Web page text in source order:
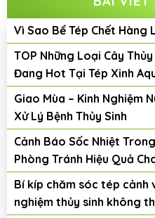
Vì Sao Bể Tép Chết Hàng
TOP Những Loại Cây
Đang Hot Tại Tép Xinh
Giao Mùa – Kinh Nghiệm
Xử Lý Bệnh Thủy Sinh
Cảnh Báo Sốc Nhiệt
Phòng Tránh Hiệu Quả
Bí kíp chăm sóc tép cảnh
nghiệm thủy sinh không